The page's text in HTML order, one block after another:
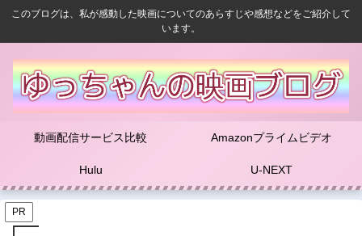
このブログは、私が感動した映画についてのあらすじや感想などをご紹介して
います。
動画配信サービス比較 Amazonプライムビデオ
Hulu U-NEXT
PR